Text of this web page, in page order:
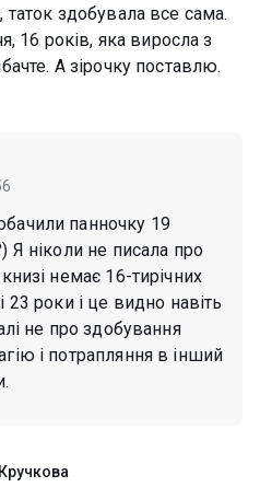
здобувала все сама.
16 рокiв, яка виросла з
А зiрочку поставлю.
панночку 19
Я ніколи не писала про
немає 16-тирічних
23 роки і це видно навіть
не про здобування
і потрапляння в інший